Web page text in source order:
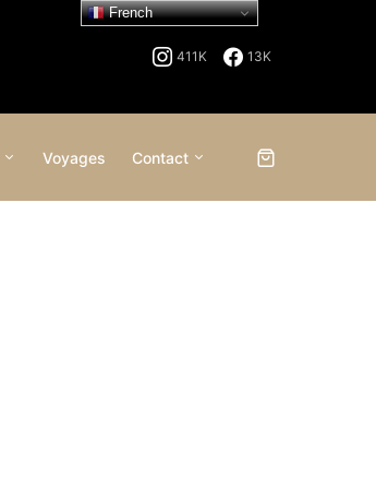
411K 13K
Voyages Contact
French